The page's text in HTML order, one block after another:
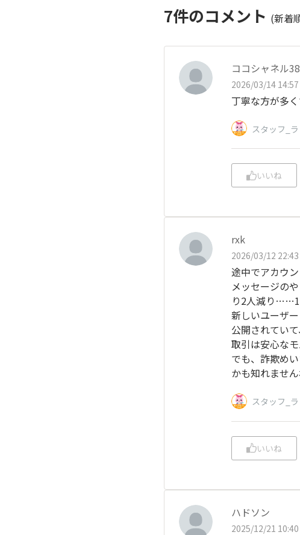
7件のコメント (新着
ココシャネル38
2026/03/14 14:57
丁寧な方が多
スタッフ_
いいね
rxk
2026/03/12 22:43
途中でアカウ
メッセージの
り2人減り
新しいユーザ
公開されてい
取引は安心な
でも、詐欺め
かも知れません
スタッフ_
いいね
ハドソン
2025/12/21 10:40